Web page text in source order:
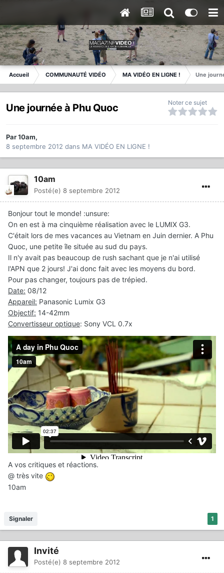
Accueil COMMUNAUTÉ VIDÉO MA VIDÉO EN LIGNE ! Une
Une journée à Phu Quoc Noter ce sujet
Par10am,
8 septembre 2012 dans MA VIDÉO EN LIGNE !
10am
Posté(e) 8 septembre 2012
Bonjour tout le monde! :unsure:
On en est à ma cinquième réalisation avec le LUMIX G3.
C'était lors de mes vacances au Vietnam en Juin dernier. A Phu
Quoc, une petite île située au sud du pays.
Il n'y avait pas beaucoup de rush sachant que je n'ai utilisé
l'APN que 2 jours! J'ai donc fait avec les moyens du bord.
Pour pas changer, toujours pas de trépied.
Date: 08/12
Appareil: Panasonic Lumix G3
Objectif: 14-42mm
Convertisseur optique: Sony VCL 0.7x
A vos critiques et réactions.
@ très vite
10am
1
Signaler
Invité
Posté(e) 8 septembre 2012